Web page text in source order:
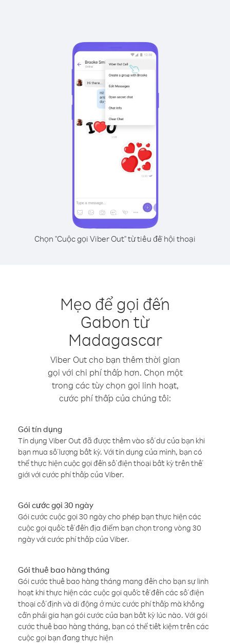
Chọn "Cuộc gọi Viber Out" từ tiêu đề hội thoại
Mẹo để gọi đến
Gabon từ
Madagascar
Viber Out cho bạn thêm thời gian
gọi với chi phí thấp hơn. Chọn một
trong các tùy chọn gọi linh hoạt,
cước phí thấp của chúng tôi:
Gói tín dụng
Tín dụng Viber Out đã được thêm vào số dư của bạn khi
bạn mua số lượng bất kỳ. Với tín dụng của mình, bạn có
thể thực hiện cuộc gọi đến số điện thoại bất kỳ trên thế
giới với cước phí thấp của Viber.
Gói cước gọi 30 ngày
Gói cước cuộc gọi 30 ngày cho phép bạn thực hiện các
cuộc gọi quốc tế đến địa điểm bạn chọn trong vòng 30
ngày với cước phí thấp của Viber.
Gói thuê bao hàng tháng
Gói cước thuê bao hàng tháng mang đến cho bạn sự linh
hoạt khi thực hiện các cuộc gọi quốc tế đến các số điện
thoại cố định và di động ở mức cước phí thấp mà không
cần phải gia hạn gói cước của bạn bất kỳ lúc nào. Với gói
cước thuê bao hàng tháng, bạn có thể tiết kiệm trên các
cuộc gọi bạn đang thực hiện